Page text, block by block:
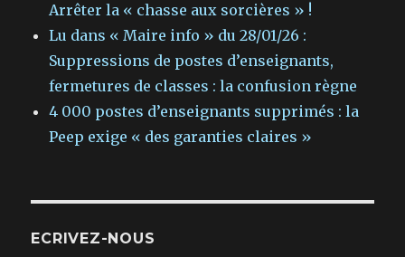
Arrêter la « chasse aux sorcières » !
Lu dans « Maire info » du 28/01/26 :
Suppressions de postes d’enseignants,
fermetures de classes : la confusion règne
4 000 postes d’enseignants supprimés : la
Peep exige « des garanties claires »
ECRIVEZ-NOUS